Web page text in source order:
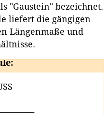
"Gaustein" bezeichnet.
liefert die gängigen
Längenmaße und